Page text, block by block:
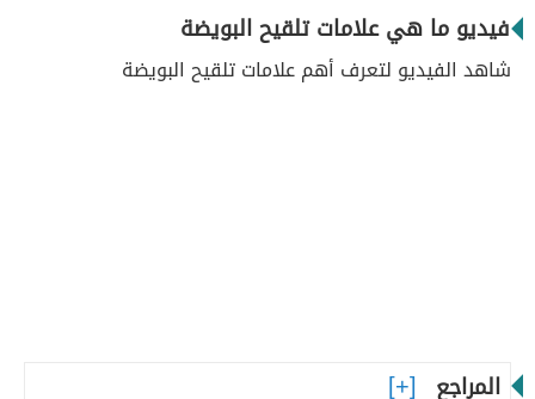
فيديو ما هي علامات تلقيح البويضة
شاهد الفيديو لتعرف أهم علامات تلقيح البويضة
المراجع